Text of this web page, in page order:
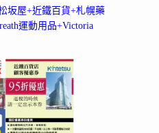
坂屋+近鐵百貨+札幌藥
運動用品+Victoria